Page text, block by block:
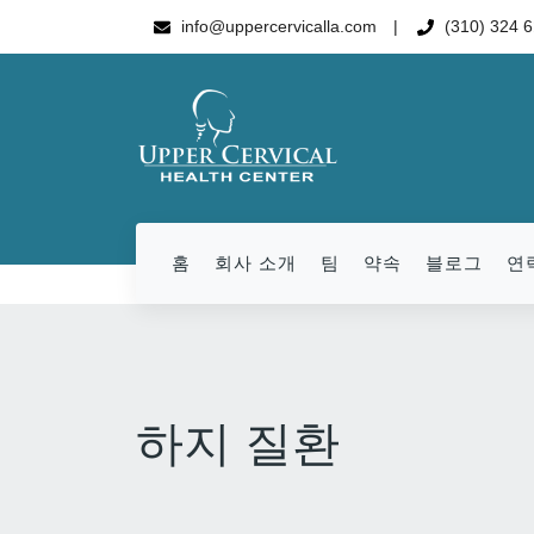
info@uppercervicalla.com (310) 324
홈 회사 소개 팀 약속 블로그 연
하지 질환